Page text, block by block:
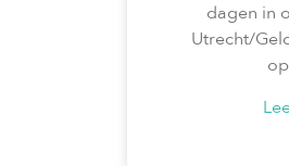
dagen in
Utrecht/